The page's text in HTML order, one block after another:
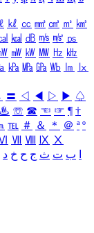
ℓ ㎘ ㏄ ㎣ ㎤ ㎥ ㎦
㎉ ㏈ ㎧ ㎨ ㎰
㎽ ㎾ ㎿ ㎐ ㎑
㎪ ㎫ ㎬ ㏝ ㏐
㏓
〓 ◁ ◀ ▷ ▶ ♤
♨ ☏ ☎ ☜ ☞ ¶ †
℡ ＃ ＆ ＊ ＠ ª º
Ⅶ Ⅷ Ⅸ Ⅹ
ب ت ث ج ح خ د